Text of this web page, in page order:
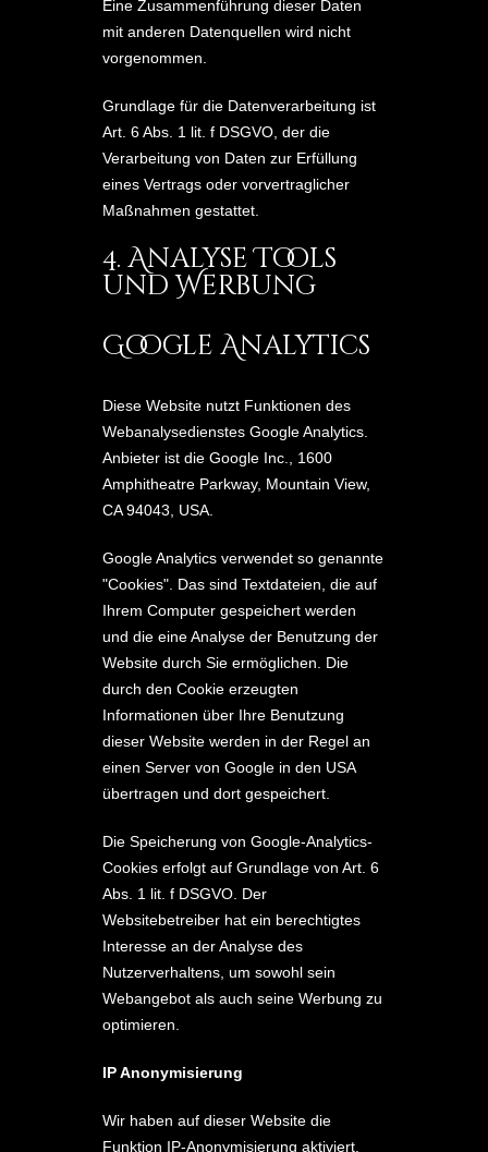
Eine Zusammenführung dieser Daten
mit anderen Datenquellen wird nicht
vorgenommen.
Grundlage für die Datenverarbeitung ist
Art. 6 Abs. 1 lit. f DSGVO, der die
Verarbeitung von Daten zur Erfüllung
eines Vertrags oder vorvertraglicher
Maßnahmen gestattet.
4. Analyse Tools
und Werbung
Google Analytics
Diese Website nutzt Funktionen des
Webanalysedienstes Google Analytics.
Anbieter ist die Google Inc., 1600
Amphitheatre Parkway, Mountain View,
CA 94043, USA.
Google Analytics verwendet so genannte
"Cookies". Das sind Textdateien, die auf
Ihrem Computer gespeichert werden
und die eine Analyse der Benutzung der
Website durch Sie ermöglichen. Die
durch den Cookie erzeugten
Informationen über Ihre Benutzung
dieser Website werden in der Regel an
einen Server von Google in den USA
übertragen und dort gespeichert.
Die Speicherung von Google-Analytics-
Cookies erfolgt auf Grundlage von Art. 6
Abs. 1 lit. f DSGVO. Der
Websitebetreiber hat ein berechtigtes
Interesse an der Analyse des
Nutzerverhaltens, um sowohl sein
Webangebot als auch seine Werbung zu
optimieren.
IP Anonymisierung
Wir haben auf dieser Website die
Funktion IP-Anonymisierung aktiviert.